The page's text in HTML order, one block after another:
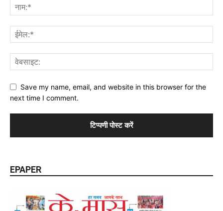
Save my name, email, and website in this browser for the
next time I comment.
EPAPER